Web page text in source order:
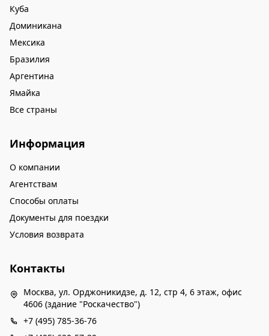
Куба
Доминикана
Мексика
Бразилия
Аргентина
Ямайка
Все страны
Информация
О компании
Агентствам
Способы оплаты
Документы для поездки
Условия возврата
Контакты
Москва, ул. Орджоникидзе, д. 12, стр 4, 6 этаж, офис
4606 (здание "Роскачество")
+7 (495) 785-36-76